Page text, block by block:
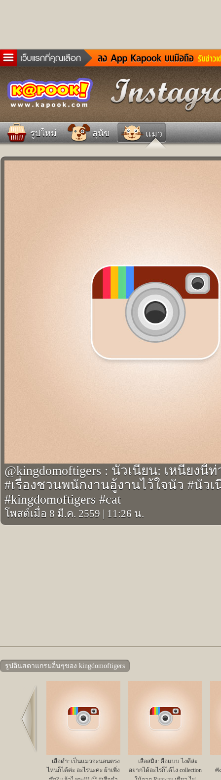
ข่าวด่วน
ละคร
เกม
ดูดวง
ผู้ชาย
รูปใหม่ สุนัข แมว
@kingdomoftigers : นัวเนียน: เหนียงนี้
#เรื่องชวนพนักงานอู้งานไว้ใจนัว #นัวเ
#kingdomoftigers #cat
โพสต์เมื่อ 8 มี.ค. 2559 | 11:26 น.
รูปอินสตาแกรมอื่นๆของ kingdomoftigers
เสือดำ: เป็นแมวจะนอนตรง
ไหนก็ได้ค่ะ อะไรนะคะ ผ้าเพิ่ง
เสือสมิง: คือแบบ ไงดีล่ะ
อยากได้อะไรก็ได้ไง collection